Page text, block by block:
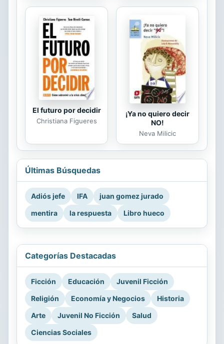
El futuro por decidir
Christiana Figueres
¡Ya no quiero decir
NO!
Neva Milicic
Últimas Búsquedas
Adiós jefe IFA
juan gomez jurado
mentira
la respuesta Libro hueco
Categorías Destacadas
Ficción Educación
Juvenil Ficción
Religión
Economía y Negocios
Historia
Arte
Juvenil No Ficción
Salud
Ciencias Sociales